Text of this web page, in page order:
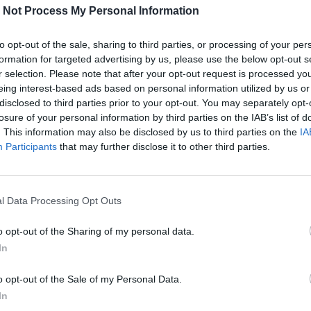
Not Process My Personal Information
opt-out of the sale, sharing to third parties, or processing of your
for targeted advertising by us, please use the below opt-out
selection. Please note that after your opt-out request is processed
interest-based ads based on personal information utilized by us
to third parties prior to your opt-out. You may separately
of your personal information by third parties on the IAB’s list of
This information may also be disclosed by us to third parties on the
Participants that may further disclose it to other third parties.
Data Processing Opt Outs
opt-out of the Sharing of my personal data.
opt-out of the Sale of my Personal Data.
musical de Chantal Goya
retrouvez le spectacle musical mythique de Chantal
par Jean-Jacques Debout ! Cette grande tournée française
Montpellier le samedi 8 janvier 2022.
aux arbres
en grimpant dans les arbres tout en faisant de l'escalade en
propose l'association Voyage au bout de la Cime. Rendez-
d'escalade dans les arbres le dimanche 1er mars à la
Carnon - Des jeux, ateliers et animations pour
l'Office de Tourisme de Mauguio Carnon invitent les
participer à Festi'Mômes sur le Port de Plaisance de
midi ludiques en famille.
fou - Avant-Première au Diagonal
une aventure incroyable de 2 jeunes amis partant de